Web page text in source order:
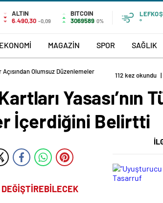
ALTIN
6.490,30 -0,09
BITCOIN
3069589 0%
°
EKONOMİ MAGAZİN SPOR SAĞLIK
Açısından Olumsuz Düzenlemeler
112 kez okundu |
Yasası’nın
İçerdiğini Belirtti